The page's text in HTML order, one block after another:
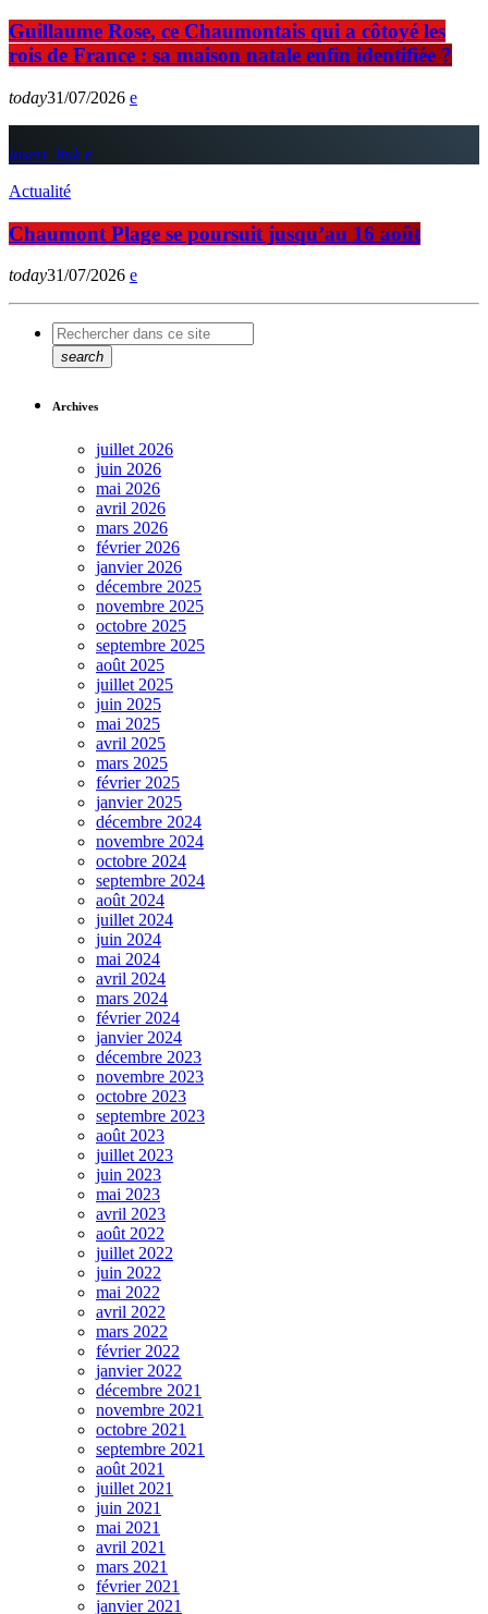
Guillaume Rose, ce Chaumontais qui a côtoyé les
rois de France : sa maison natale enfin identifiée ?
today31/07/2026
insert_link
Actualité
Chaumont Plage se poursuit jusqu’au 16 août
today31/07/2026
search
Archives
juillet 2026
juin 2026
mai 2026
avril 2026
mars 2026
février 2026
janvier 2026
décembre 2025
novembre 2025
octobre 2025
septembre 2025
août 2025
juillet 2025
juin 2025
mai 2025
avril 2025
mars 2025
février 2025
janvier 2025
décembre 2024
novembre 2024
octobre 2024
septembre 2024
août 2024
juillet 2024
juin 2024
mai 2024
avril 2024
mars 2024
février 2024
janvier 2024
décembre 2023
novembre 2023
octobre 2023
septembre 2023
août 2023
juillet 2023
juin 2023
mai 2023
avril 2023
août 2022
juillet 2022
juin 2022
mai 2022
avril 2022
mars 2022
février 2022
janvier 2022
décembre 2021
novembre 2021
octobre 2021
septembre 2021
août 2021
juillet 2021
juin 2021
mai 2021
avril 2021
mars 2021
février 2021
janvier 2021